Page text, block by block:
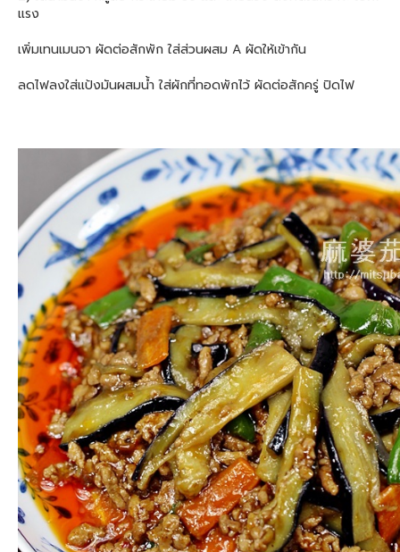
แรง
เพิ่มเทนเมนจา ผัดต่อสักพัก ใส่ส่วนผสม A ผัดให้เข้ากัน
ลดไฟลงใส่แป้งมันผสมน้ำ ใส่ผักที่ทอดพักไว้ ผัดต่อสักครู่ ปิดไฟ